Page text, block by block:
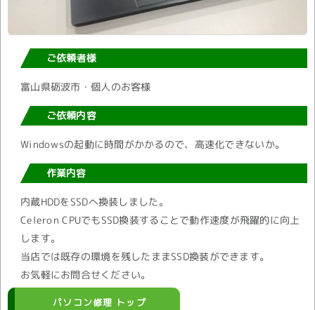
ご依頼者様
富山県砺波市・個人のお客様
ご依頼内容
Windowsの起動に時間がかかるので、高速化できないか。
作業内容
内蔵HDDをSSDへ換装しました。
Celeron CPUでもSSD換装することで動作速度が飛躍的に向上
します。
当店では既存の環境を残したままSSD換装ができます。
お気軽にお問合せください。
パソコン修理 トップ